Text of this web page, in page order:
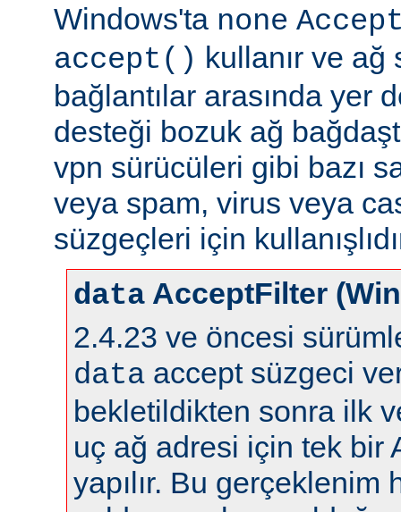
Windows'ta none
accept() kullanır ve ağ
bağlantılar arasında yer
desteği bozuk ağ
vpn sürücüleri gibi bazı
veya spam, virus veya
süzgeçleri için
data AcceptFilter
2.4.23 ve öncesi
data accept süzgeci
bekletildikten sonra ilk
uç ağ adresi için tek bir
yapılır. Bu gerçeklenim